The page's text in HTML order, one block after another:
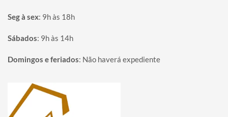
Seg à sex: 9h às 18h
Sábados: 9h às 14h
Domingos e feriados: Não haverá expediente
Página inicial